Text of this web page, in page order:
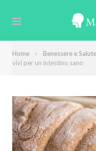
Home » Benessere e Salute
vivi per un intestino sano